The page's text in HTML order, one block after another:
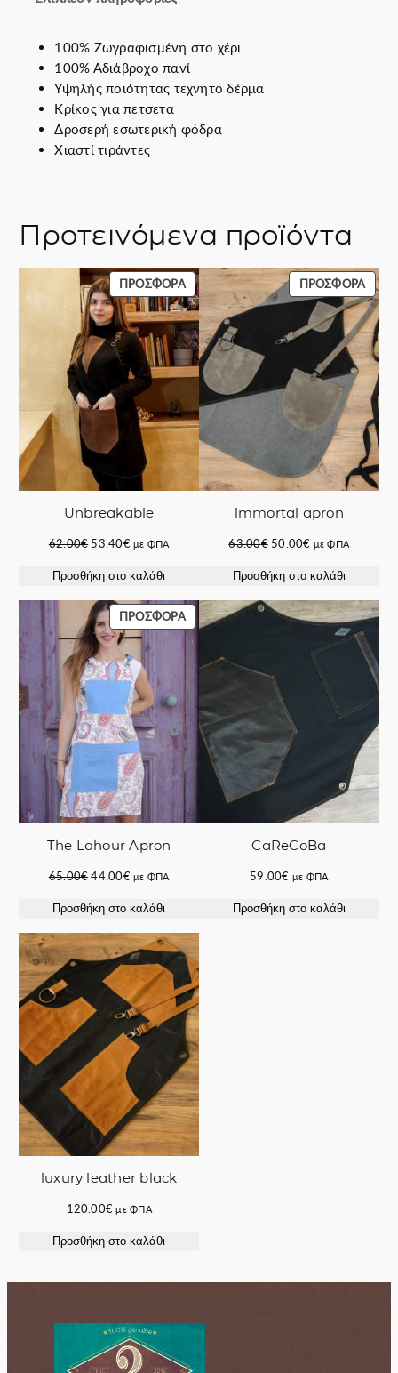
η
τ
α
100% Ζωγραφισμένη στο χέρι
100% Αδιάβροχο πανί
Υψηλής ποιότητας τεχνητό δέρμα
Κρίκος για πετσετα
Δροσερή εσωτερική φόδρα
Χιαστί τιράντες
Προτεινόμενα προϊόντα
ΠΡΟΣΦΟΡΆΠΡΟΪΌΝ
ΣΕ
ΠΡΟΣΦΟΡΆ
Unbreakable
62.00€ Original
was:
53.40€Η
τιμή
53.40€.
με ΦΠΑ
Προσθήκη στο καλάθι
ΠΡΟΣΦΟΡΆ
ΣΕ
immortal apron
63.00€ Original
was:
50.00€ Η
τιμή
50.00€.
με ΦΠΑ
Προσθήκη στο καλάθι
ΠΡΟΣΦΟΡΆΠΡΟΪΌΝ
ΣΕ
The Lahour Apron
65.00€Original
was:
44.00€Η
τιμή
44.00€.
με ΦΠΑ
Προσθήκη στο καλάθι
CaReCoBa
59.00€ με ΦΠΑ
Προσθήκη στο καλάθι
luxury leather black
120.00€ με ΦΠΑ
Προσθήκη στο καλάθι